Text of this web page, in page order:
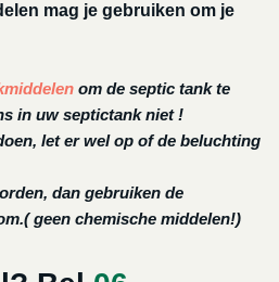
mag je gebruiken om je
om de septic tank te
in uw septictank niet !
let er wel op of de beluchting
dan gebruiken de
geen chemische middelen!)